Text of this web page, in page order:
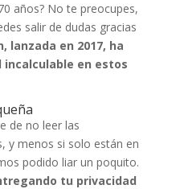
años? No te preocupes,
salir de dudas gracias
lanzada en 2017, ha
incalculable en estos
de no leer las
y menos si solo están en
podido liar un poquito.
tu privacidad